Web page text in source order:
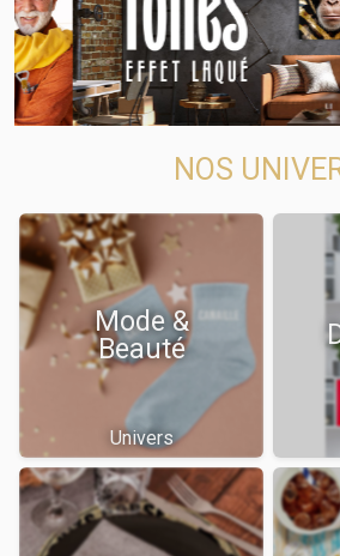
NOS
Mode &
Beauté
Univers